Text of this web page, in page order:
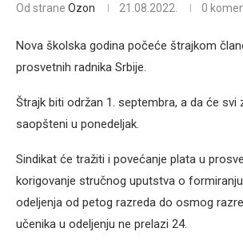
Od strane Ozon 21.08.2022. 0
Nova školska godina počeće štrajkom
prosvetnih radnika Srbije.
Štrajk biti održan 1. septembra, a da će svi
saopšteni u ponedeljak.
Sindikat će tražiti i povećanje plata u
korigovanje stručnog uputstva o
odeljenja od petog razreda do osmog
učenika u odeljenju ne prelazi 24.